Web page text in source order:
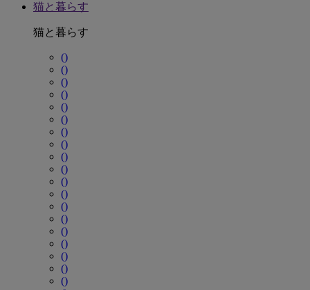
猫と暮らす
猫と暮らす
()
()
()
()
()
()
()
()
()
()
()
()
()
()
()
()
()
()
()